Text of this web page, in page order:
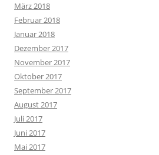
März 2018
Februar 2018
Januar 2018
Dezember 2017
November 2017
Oktober 2017
September 2017
August 2017
Juli 2017
Juni 2017
Mai 2017